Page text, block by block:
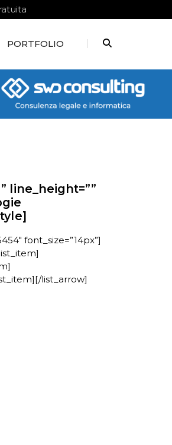
PORTFOLIO
line_height=””
font_size=”14px”]
list_arrow]